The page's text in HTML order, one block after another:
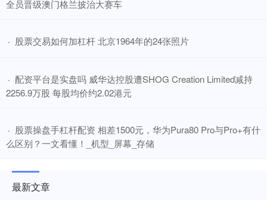
全员晋级澳门格兰披治大赛车
· ​股票交易如何加杠杆 北京1964年的24张照片
· ​配资平台是实盘吗 威华达控股遭SHOG Creation Limited减持
2256.9万股 每股均价约2.02港元
· ​股票操盘手杠杆配资 相差1500元，华为Pura80 Pro与Pro+有什
么区别？一文看懂！_机型_屏幕_存储
最新文章